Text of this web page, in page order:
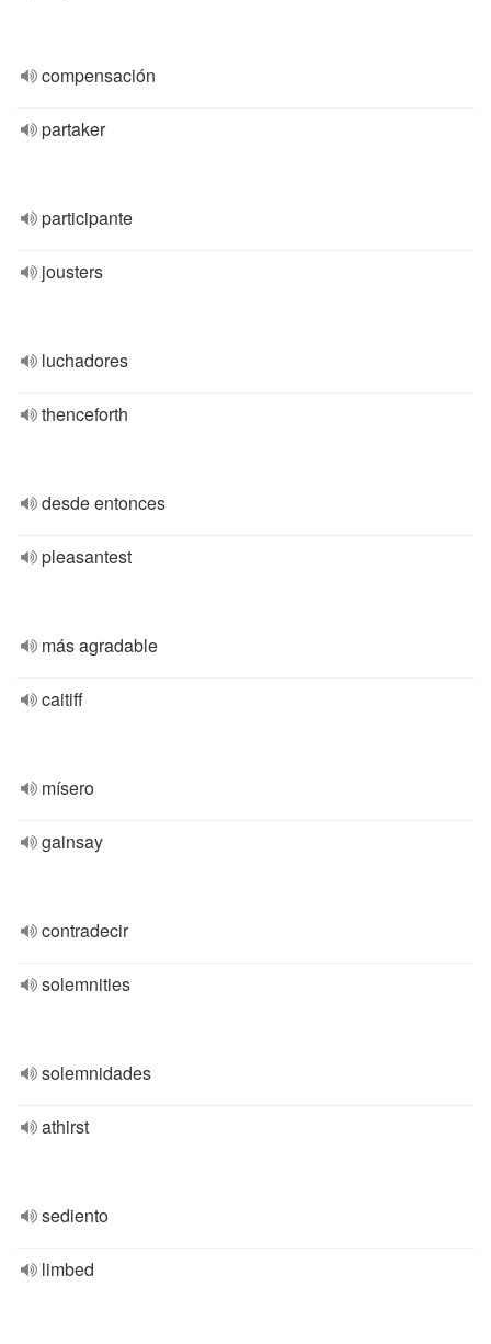
compensación
partaker
participante
jousters
luchadores
thenceforth
desde entonces
pleasantest
más agradable
caitiff
mísero
gainsay
contradecir
solemnities
solemnidades
athirst
sediento
limbed